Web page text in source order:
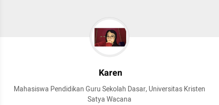
Karen
Mahasiswa Pendidikan Guru Sekolah Dasar, Universitas Kristen
Satya Wacana